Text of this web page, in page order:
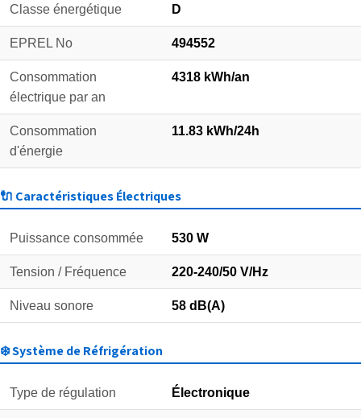
Classe énergétique D
EPREL No 494552
Consommation
électrique par an
4318 kWh/an
Consommation
d'énergie
11.83 kWh/24h
🔌 Caractéristiques Électriques
Puissance consommée 530 W
Tension / Fréquence 220-240/50 V/Hz
Niveau sonore 58 dB(A)
❄️ Système de Réfrigération
Type de régulation Électronique